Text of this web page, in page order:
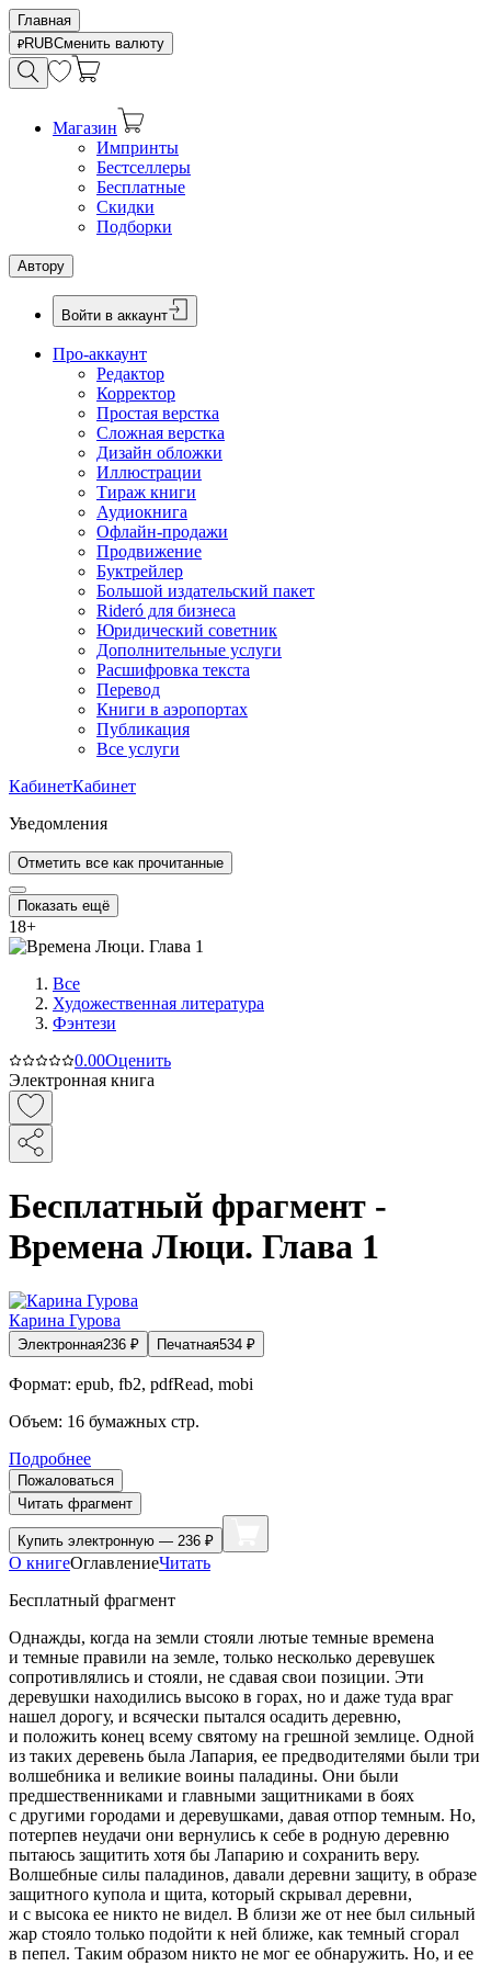
Главная
RUBСменить валюту
Магазин
Импринты
Бестселлеры
Бесплатные
Скидки
Подборки
Автору
Войти в аккаунт
Про-аккаунт
Редактор
Корректор
Простая верстка
Сложная верстка
Дизайн обложки
Иллюстрации
Тираж книги
Аудиокнига
Офлайн-продажи
Продвижение
Буктрейлер
Большой издательский пакет
Rideró для бизнеса
Юридический советник
Дополнительные услуги
Расшифровка текста
Перевод
Книги в аэропортах
Публикация
Все услуги
КабинетКабинет
Уведомления
Отметить все как прочитанные
Показать ещё
18+
Все
Художественная литература
Фэнтези
0.00Оценить
Электронная книга
Бесплатный фрагмент -
Времена Люци. Глава 1
Карина Гурова
Электронная236 ₽ Печатная534 ₽
Формат: epub, fb2, pdfRead, mobi
Объем: 16 бумажных стр.
Подробнее
Пожаловаться
Читать фрагмент
Купить электронную — 236 ₽
О книгеОглавлениеЧитать
Бесплатный фрагмент
Однажды, когда на земли стояли лютые темные времена
и темные правили на земле, только несколько деревушек
сопротивлялись и стояли, не сдавая свои позиции. Эти
деревушки находились высоко в горах, но и даже туда враг
нашел дорогу, и всячески пытался осадить деревню,
и положить конец всему святому на грешной землице. Одной
из таких деревень была Лапария, ее предводителями были три
волшебника и великие воины паладины. Они были
предшественниками и главными защитниками в боях
с другими городами и деревушками, давая отпор темным. Но,
потерпев неудачи они вернулись к себе в родную деревню
пытаюсь защитить хотя бы Лапарию и сохранить веру.
Волшебные силы паладинов, давали деревни защиту, в образе
защитного купола и щита, который скрывал деревни,
и с высока ее никто не видел. В близи же от нее был сильный
жар стояло только подойти к ней ближе, как темный сгорал
в пепел. Таким образом никто не мог ее обнаружить. Но, и ее